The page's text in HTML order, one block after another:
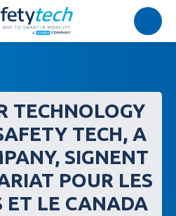
TECHNOLOGY
TECH, A
SIGNENT
POUR LES
ET LE CANADA